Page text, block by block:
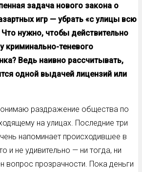
задача нового закона о
игр — убрать «с улицы всю
нужно, чтобы действительно
криминально-теневого
Ведь наивно рассчитывать,
одной выдачей лицензий или
раздражение общества по
на улицах. Последние три
напоминает происходившее в
и не удивительно — ни тогда, ни
вопрос прозрачности. Пока деньги